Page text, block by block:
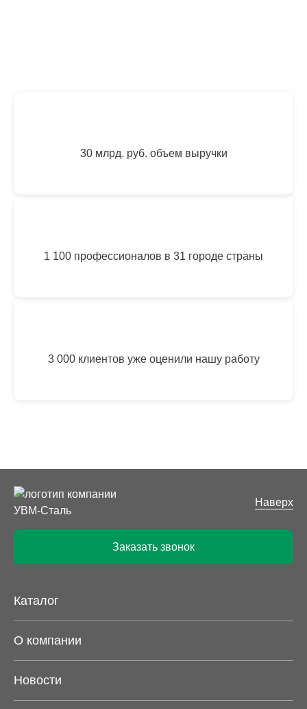
30 млрд. руб. объем выручки
1 100 профессионалов в 31 городе страны
3 000 клиентов уже оценили нашу работу
Наверх
Заказать звонок
Каталог
О компании
Новости